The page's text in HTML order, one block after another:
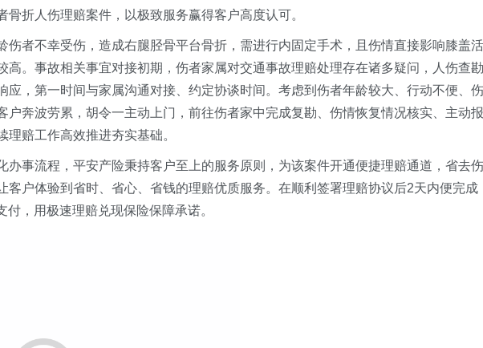
骨折人伤理赔案件，以极致服务赢得客户高度认可。
伤者不幸受伤，造成右腿胫骨平台骨折，需进行内固定手术，且伤情直接影响膝盖活
高。事故相关事宜对接初期，伤者家属对交通事故理赔处理存在诸多疑问 ，
人伤查勘
应，第一时间与家属沟通对接、约定协谈时间。考虑到伤者年龄较大 、行动不便、伤
户奔波劳累，胡令一主动上门，前往伤者家中完成复勘、 伤情恢复情况核实、主动报
理赔工作高效推进夯实基础。
办事流程， 平安产险秉持客户至上的服务原则，为该案件开通便捷理赔通道，省去伤
客户体验到 省时、省心、省钱的理赔优质服务。在顺利签署理赔协议后2天内便完成
，用极速理赔兑现保险保障承诺。